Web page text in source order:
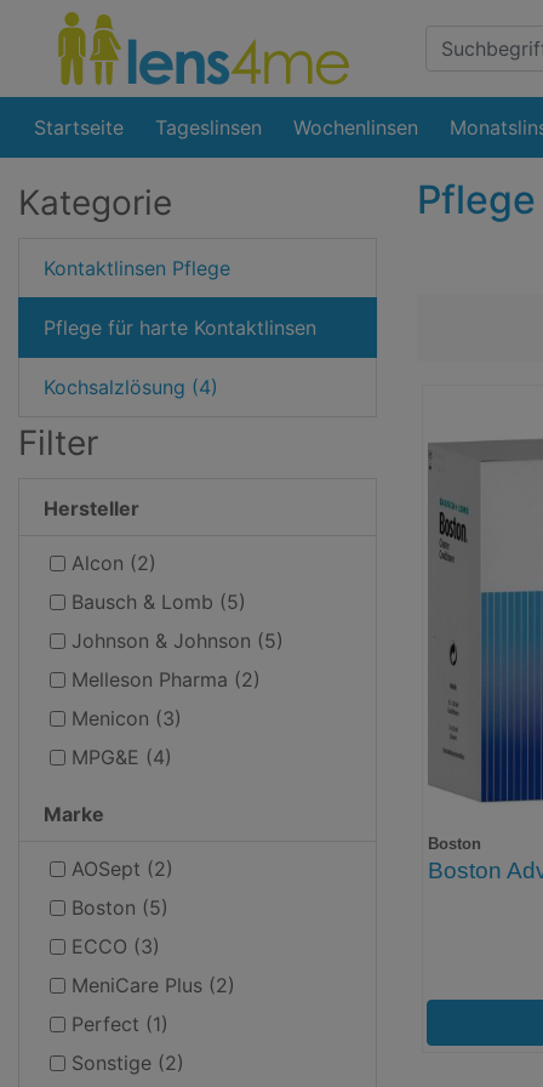
Suche
Eingabefeld
Startseite Tageslinsen Wochenlinsen
Kategorie
Kontaktlinsen Pflege
Pflege für harte Kontaktlinsen
Kochsalzlösung (4)
Filter
Hersteller
Alcon (2)
Bausch & Lomb (5)
Johnson & Johnson (5)
Melleson Pharma (2)
Menicon (3)
MPG&E (4)
Marke
AOSept (2)
Boston (5)
ECCO (3)
MeniCare Plus (2)
Perfect (1)
Sonstige (2)
Boston
Boston